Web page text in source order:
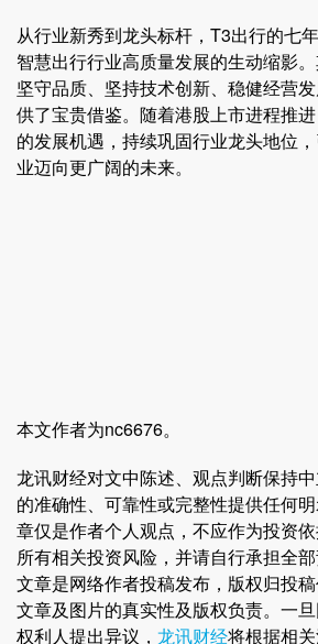
从行业新秀到龙头标杆，T3出行的七
智慧出行行业高质量发展的生动缩影。
坚守品质、坚持技术创新、稳健经营
供了宝贵借鉴。随着港股上市进程推
的发展机遇，持续巩固行业龙头地位
业迈向更广阔的未来。
本文作者为nc6676。
龙讯财经对文中陈述、观点判断保持
的准确性、可靠性或完整性提供任何
章仅是作者个人观点，不应作为投资
所有相关投资风险，并请自行承担全部
文章是网络作者投稿发布，版权归投
文章及图片的真实性及版权负责。一
权利人提出异议， 龙讯财经将根据相